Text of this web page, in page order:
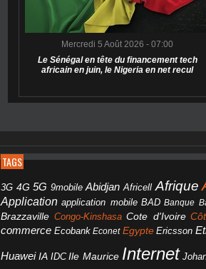
Mercredi 5 Août 2026 - 07:00
Le Sénégal en tête du financement tech
africain en juin, le Nigeria en net recul
TAGS
3G 4G 5G 9mobile Abidjan Africell Afrique
Application application mobile BAD Banque
Brazzaville Congo-Kinshasa Cote d'Ivoire
commerce Ecobank Econet Egypte Ericsson
Huawei IA IDC Ile Maurice Internet